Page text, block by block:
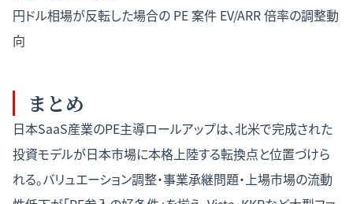
円ドル相場が反転した場合の PE 案件 EV/ARR 倍率の調整動
向
まとめ
日本SaaS産業のPE主導ロールアップは、北米で完成された
投資モデルが日本市場に本格上陸する転換点と位置づけら
れる。バリュエーション調整・事業承継問題・上場市場の流動